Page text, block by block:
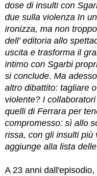
dose di insulti con
due sulla violenza In
ironizza, ma non
dell' editoria allo
uscita e trasforma il
intimo con Sgarbi
si conclude. Ma
altro dibattito: tagliare
violente? I
quelli di Ferrara per
compromesso: sì allo
rissa, con gli insulti più
aggiunge alla lista
A 23 anni dall'episodio,